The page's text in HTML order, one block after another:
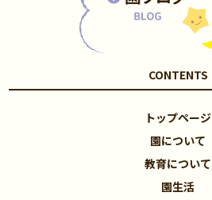
CONTENTS
トップページ
園について
教育について
園生活